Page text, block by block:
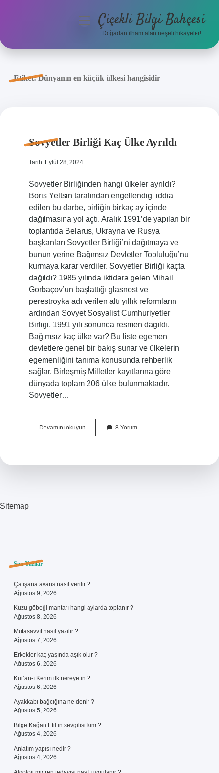
Anasayfa
menüyüÇiçekli Bilgi Bahçesi
Doğadan ilham alan neşeli hikayeler!
Etiket:Dünyanın en küçük ülkesi hangisidir
Sovyetler Birliği Kaç Ülke Ayrıldı
Tarih: Eylül 28, 2024
Sovyetler Birliğinden hangi ülkeler ayrıldı?
Boris Yeltsin tarafından engellendiği iddia
edilen bu darbe, birliğin birkaç ay içinde
dağılmasına yol açtı. Aralık 1991’de yapılan bir
toplantıda Belarus, Ukrayna ve Rusya
başkanları Sovyetler Birliği’ni dağıtmaya ve
bunun yerine Bağımsız Devletler Topluluğu’nu
kurmaya karar verdiler. Sovyetler Birliği kaçta
dağıldı? 1985 yılında iktidara gelen Mihail
Gorbaçov’un başlattığı glasnost ve
perestroyka adı verilen altı yıllık reformların
ardından Sovyet Sosyalist Cumhuriyetler
Birliği, 1991 yılı sonunda resmen dağıldı.
Bağımsız kaç ülke var? Bu liste egemen
devletlere genel bir bakış sunar ve ülkelerin
egemenliğini tanıma konusunda rehberlik
sağlar. Birleşmiş Milletler kayıtlarına göre
dünyada toplam 206 ülke bulunmaktadır.
Sovyetler…
Devamını okuyunSovyetler
Birliği
8 Yorum
Sitemap
Sidebar
Son Yazılar
Çalışana avans nasıl verilir ?
Ağustos 9, 2026
Kuzu göbeği mantarı hangi aylarda toplanır ?
Ağustos 8, 2026
Mutasavvıf nasıl yazılır ?
Ağustos 7, 2026
Erkekler kaç yaşında aşık olur ?
Ağustos 6, 2026
Kur’an-ı Kerim ilk nereye in ?
Ağustos 6, 2026
Ayakkabı bağcığına ne denir ?
Ağustos 5, 2026
Bilge Kağan Etil’in sevgilisi kim ?
Ağustos 4, 2026
Anlatım yapısı nedir ?
Ağustos 4, 2026